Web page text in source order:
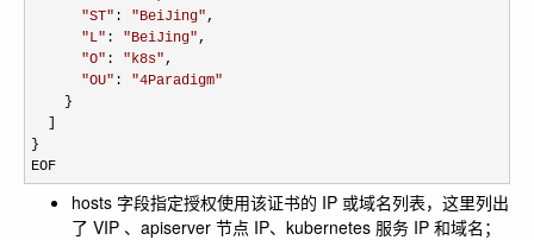
"ST" : "BeiJing",
"L" : "BeiJing",
"O" : "k8s",
"OU" : "4Paradigm"
    }
}
EOF
hosts 字段指定授权使用该证书的 IP 或域名列表，这里列出
了 VIP 、apiserver 节点 IP、kubernetes 服务 IP 和域名；